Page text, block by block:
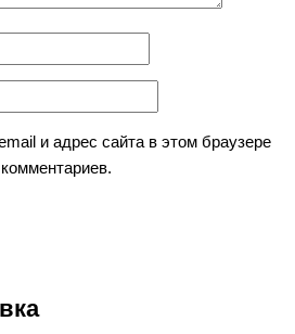
и адрес сайта в этом браузере